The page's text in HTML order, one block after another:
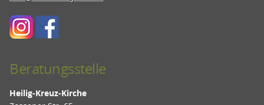
Beratungsstelle
Heilig-Kreuz-Kirche